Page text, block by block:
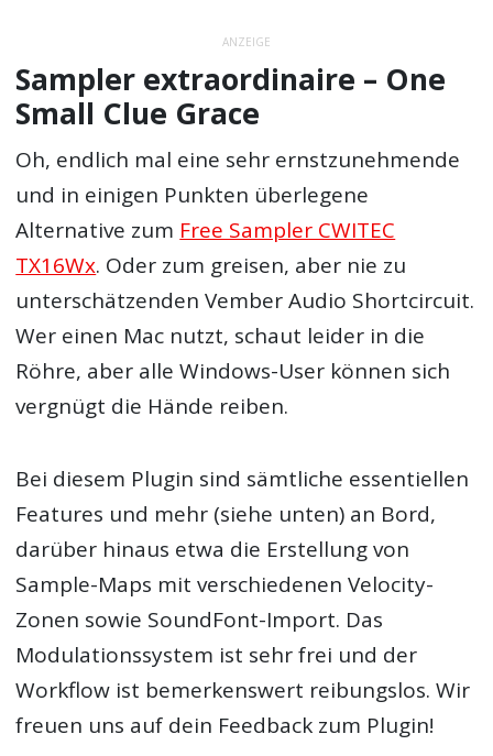
ANZEIGE
Sampler extraordinaire – One
Small Clue Grace
Oh, endlich mal eine sehr ernstzunehmende
und in einigen Punkten überlegene
Alternative zum Free Sampler CWITEC
TX16Wx. Oder zum greisen, aber nie zu
unterschätzenden Vember Audio Shortcircuit.
Wer einen Mac nutzt, schaut leider in die
Röhre, aber alle Windows-User können sich
vergnügt die Hände reiben.
Bei diesem Plugin sind sämtliche essentiellen
Features und mehr (siehe unten) an Bord,
darüber hinaus etwa die Erstellung von
Sample-Maps mit verschiedenen Velocity-
Zonen sowie SoundFont-Import. Das
Modulationssystem ist sehr frei und der
Workflow ist bemerkenswert reibungslos. Wir
freuen uns auf dein Feedback zum Plugin!